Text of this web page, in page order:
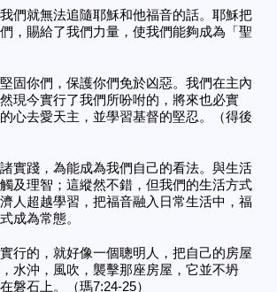
們就無法追隨耶穌和他福音的話。耶穌把
，賜給了我們力量，使我們能夠成為「聖
固你們，保護你們免於凶惡。我們在主內
現今實行了我們所吩咐的，將來也必實
心去愛天主，並學習基督的堅忍。（得後
實踐，為能成為我們自己的看法。與生活
及理智；這縱然不錯，但我們的生活方式
人超越學習，把福音融入日常生活中，福
成為常態。
行的，就好像一個聰明人，把自己的房屋
水沖，風吹，襲擊那座房屋，它並不坍
磐石上。（瑪7:24-25）